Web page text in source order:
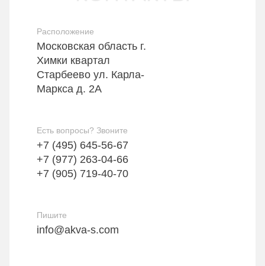
Расположение
Московская область г.
Химки квартал
Старбеево ул. Карла-
Маркса д. 2А
Пишите
info@akva-s.com
Есть вопросы? Звоните
+7 (495) 645-56-67
+7 (977) 263-04-66
+7 (905) 719-40-70